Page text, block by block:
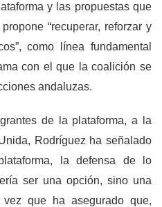
y las propuestas que
“recuperar, reforzar y
como línea fundamental
con el que la coalición se
andaluzas.
de la plataforma, a la
Rodríguez ha señalado
la defensa de lo
ser una opción, sino una
que ha asegurado que,